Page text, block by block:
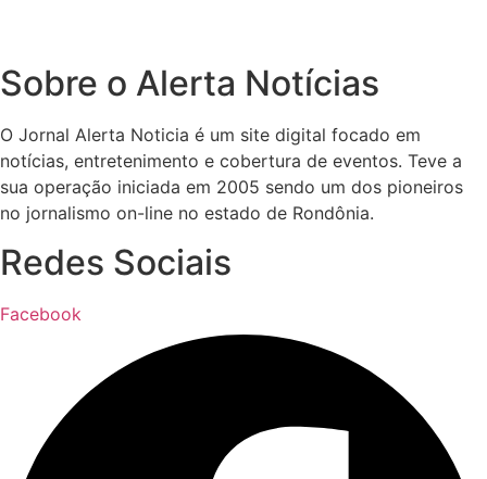
Sobre o Alerta Notícias
O Jornal Alerta Noticia é um site digital focado em
notícias, entretenimento e cobertura de eventos. Teve a
sua operação iniciada em 2005 sendo um dos pioneiros
no jornalismo on-line no estado de Rondônia.
Redes Sociais
Facebook